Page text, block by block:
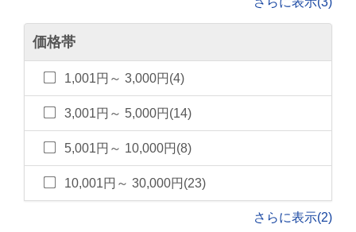
価格帯
1,001円～ 3,000円(4)
3,001円～ 5,000円(14)
5,001円～ 10,000円(8)
10,001円～ 30,000円(23)
さらに表示(2)